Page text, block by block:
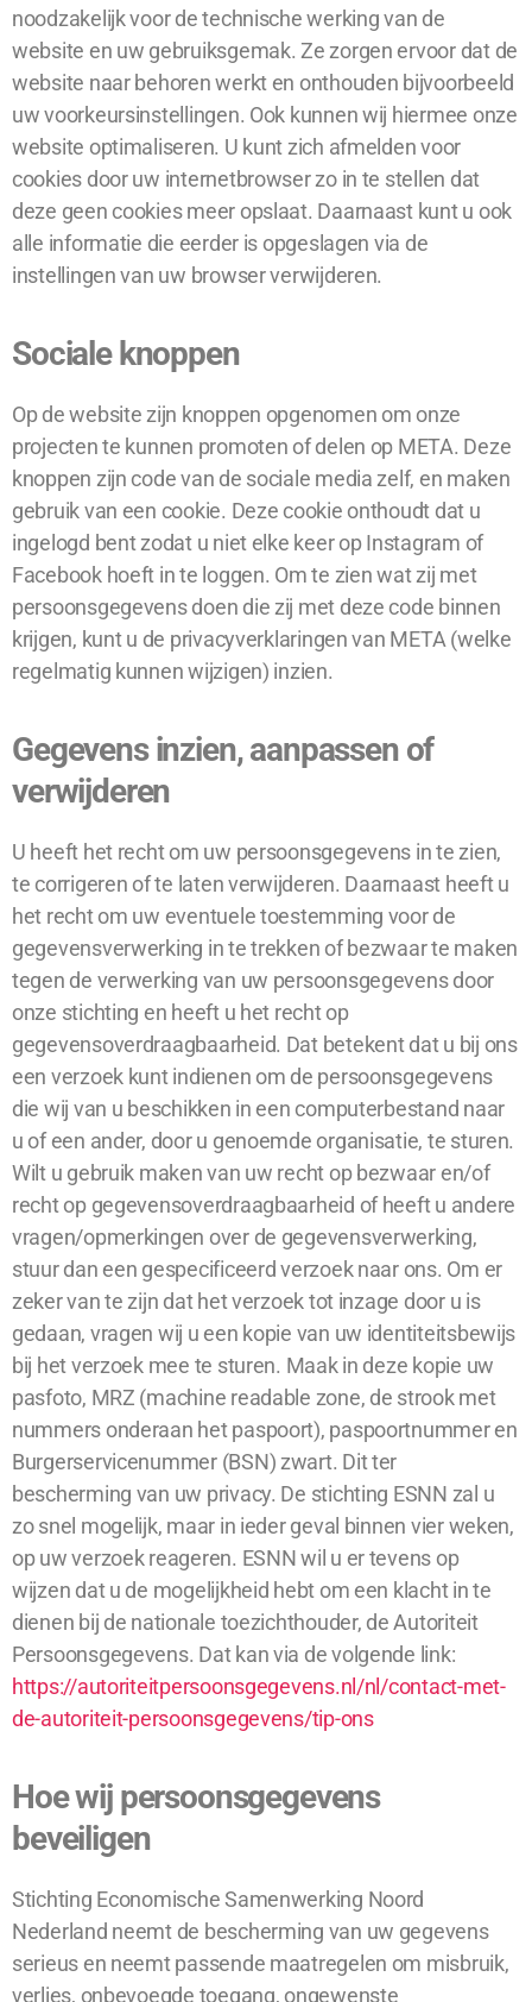
noodzakelijk voor de technische werking van de
website en uw gebruiksgemak. Ze zorgen ervoor dat de
website naar behoren werkt en onthouden bijvoorbeeld
uw voorkeursinstellingen. Ook kunnen wij hiermee onze
website optimaliseren. U kunt zich afmelden voor
cookies door uw internetbrowser zo in te stellen dat
deze geen cookies meer opslaat. Daarnaast kunt u ook
alle informatie die eerder is opgeslagen via de
instellingen van uw browser verwijderen.
Sociale knoppen
Op de website zijn knoppen opgenomen om onze
projecten te kunnen promoten of delen op META. Deze
knoppen zijn code van de sociale media zelf, en maken
gebruik van een cookie. Deze cookie onthoudt dat u
ingelogd bent zodat u niet elke keer op Instagram of
Facebook hoeft in te loggen. Om te zien wat zij met
persoonsgegevens doen die zij met deze code binnen
krijgen, kunt u de privacyverklaringen van META (welke
regelmatig kunnen wijzigen) inzien.
Gegevens inzien, aanpassen of
verwijderen
U heeft het recht om uw persoonsgegevens in te zien,
te corrigeren of te laten verwijderen. Daarnaast heeft u
het recht om uw eventuele toestemming voor de
gegevensverwerking in te trekken of bezwaar te maken
tegen de verwerking van uw persoonsgegevens door
onze stichting en heeft u het recht op
gegevensoverdraagbaarheid. Dat betekent dat u bij ons
een verzoek kunt indienen om de persoonsgegevens
die wij van u beschikken in een computerbestand naar
u of een ander, door u genoemde organisatie, te sturen.
Wilt u gebruik maken van uw recht op bezwaar en/of
recht op gegevensoverdraagbaarheid of heeft u andere
vragen/opmerkingen over de gegevensverwerking,
stuur dan een gespecificeerd verzoek naar ons. Om er
zeker van te zijn dat het verzoek tot inzage door u is
gedaan, vragen wij u een kopie van uw identiteitsbewijs
bij het verzoek mee te sturen. Maak in deze kopie uw
pasfoto, MRZ (machine readable zone, de strook met
nummers onderaan het paspoort), paspoortnummer en
Burgerservicenummer (BSN) zwart. Dit ter
bescherming van uw privacy. De stichting ESNN zal u
zo snel mogelijk, maar in ieder geval binnen vier weken,
op uw verzoek reageren. ESNN wil u er tevens op
wijzen dat u de mogelijkheid hebt om een klacht in te
dienen bij de nationale toezichthouder, de Autoriteit
Persoonsgegevens. Dat kan via de volgende link:
https://autoriteitpersoonsgegevens.nl/nl/contact-met-
de-autoriteit-persoonsgegevens/tip-ons
Hoe wij persoonsgegevens
beveiligen
Stichting Economische Samenwerking Noord
Nederland neemt de bescherming van uw gegevens
serieus en neemt passende maatregelen om misbruik,
verlies, onbevoegde toegang, ongewenste